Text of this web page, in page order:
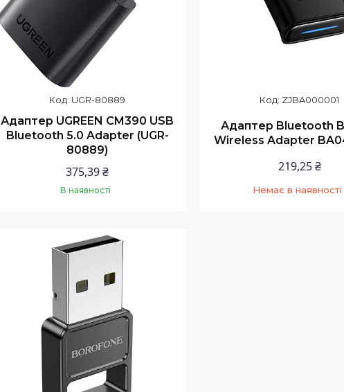
UGR-80889
Адаптер UGREEN CM390 USB
Bluetooth 5.0 Adapter (UGR-
80889)
375,39 ₴
В наявності
Купити
ZJBA000001
Адаптер Bluetooth
Wireless Adapter
219,25 ₴
Немає в наявності